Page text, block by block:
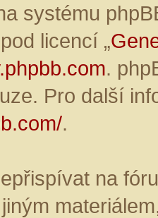
systému
licencí „
.
Pro další
.
na